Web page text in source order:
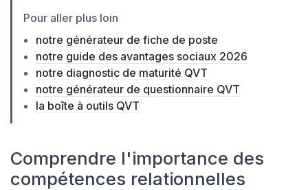
Pour aller plus loin
notre générateur de fiche de poste
notre guide des avantages sociaux 2026
notre diagnostic de maturité QVT
notre générateur de questionnaire QVT
la boîte à outils QVT
Comprendre l'importance des
compétences relationnelles